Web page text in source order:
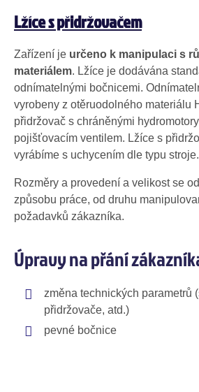
Lžíce s přidržovačem
Zařízení je určeno k manipulaci s
materiálem. Lžíce je dodávána
odnímatelnými bočnicemi.
vyrobeny z otěruodolného materiálu
přidržovač s chráněnými
pojišťovacím ventilem. Lžíce s
vyrábíme s uchycením dle typu stroje.
Rozměry a provedení a velikost se
způsobu práce, od druhu
požadavků zákazníka.
Úpravy na přání
změna technických parametrů
přidržovače, atd.)
pevné bočnice